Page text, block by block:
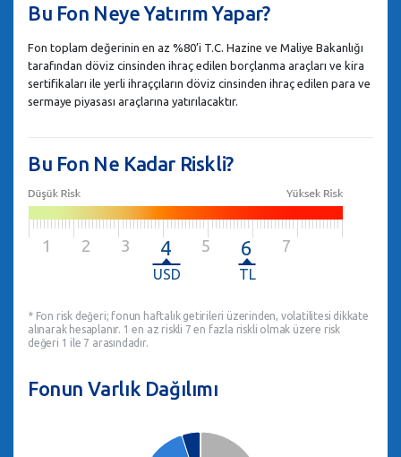
Bu Fon Neye Yatırım Yapar?
Fon toplam değerinin en az %80’i T.C. Hazine ve Maliye Bakanlığı
tarafından döviz cinsinden ihraç edilen borçlanma araçları ve kira
sertifikaları ile yerli ihraççıların döviz cinsinden ihraç edilen para ve
sermaye piyasası araçlarına yatırılacaktır.
Bu Fon Ne Kadar Riskli?
1 2 3 4 5 6 7
* Fon risk değeri; fonun haftalık getirileri üzerinden, volatilitesi dikkate
alınarak hesaplanır. 1 en az riskli 7 en fazla riskli olmak üzere risk
değeri 1 ile 7 arasındadır.
Fonun Varlık Dağılımı